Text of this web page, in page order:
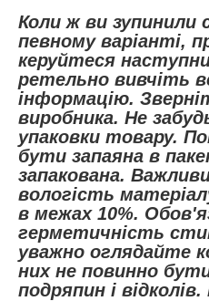
Коли ж ви зупинили
певному варіанті,
керуйтеся
ретельно вивчіть
інформацію.
виробника. Не
упаковки товару.
бути запаяна в
запакована.
вологість
в межах 10%.
герметичність
уважно оглядайте
них не повинно бути
подряпин і